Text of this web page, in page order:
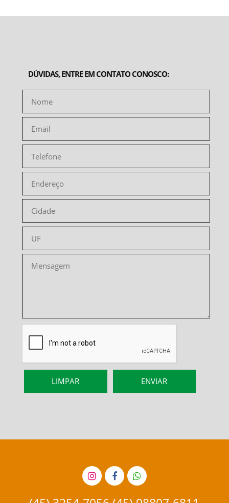
DÚVIDAS, ENTRE EM CONTATO CONOSCO: